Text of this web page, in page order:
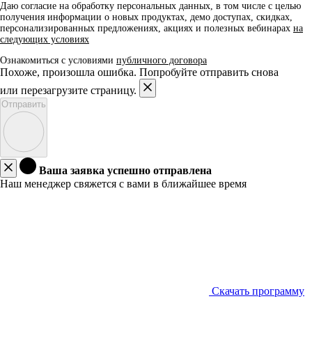
Даю согласие на обработку персональных данных, в том числе с целью
получения информации о новых продуктах, демо доступах, скидках,
персонализированных предложениях, акциях и полезных вебинарах на
следующих условиях
Ознакомиться с условиями публичного договора
Похоже, произошла ошибка. Попробуйте отправить снова
или перезагрузите страницу.
Отправить
Ваша заявка успешно отправлена
Наш менеджер свяжется с вами в ближайшее время
Скачать программу